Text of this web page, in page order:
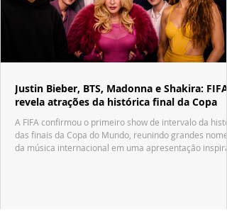
Justin Bieber, BTS, Madonna e Shakira: FIFA
revela atrações da histórica final da Copa
A FIFA confirmou o primeiro show de intervalo da
das finais da Copa do Mundo, reunindo grandes nomes
da música internacional em uma apresentação